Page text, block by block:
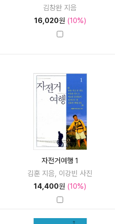
김창완 지음
16,020원 (10%)
자전거여행 1
김훈 지음, 이강빈 사진
14,400원 (10%)